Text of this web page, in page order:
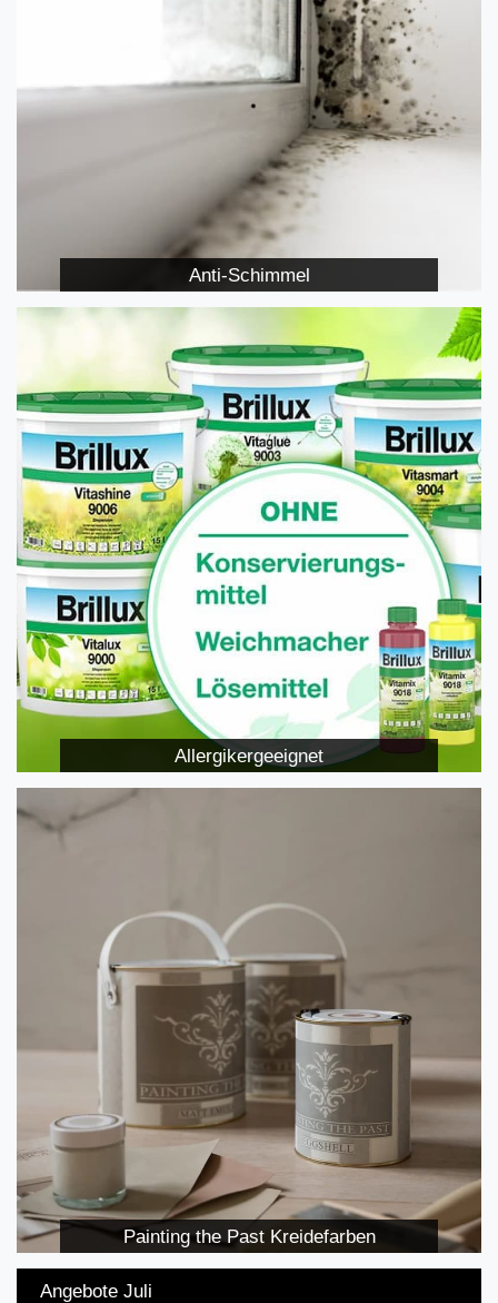
Anti-Schimmel
Allergikergeeignet
Painting the Past Kreidefarben
Angebote Juli